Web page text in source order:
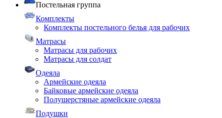
Постельная группа
Комплекты
Комплекты постельного белья для рабочих
Матрасы
Матрасы для рабочих
Матрасы для солдат
Одеяла
Армейские одеяла
Байковые армейские одеяла
Полушерстяные армейские одеяла
Подушки